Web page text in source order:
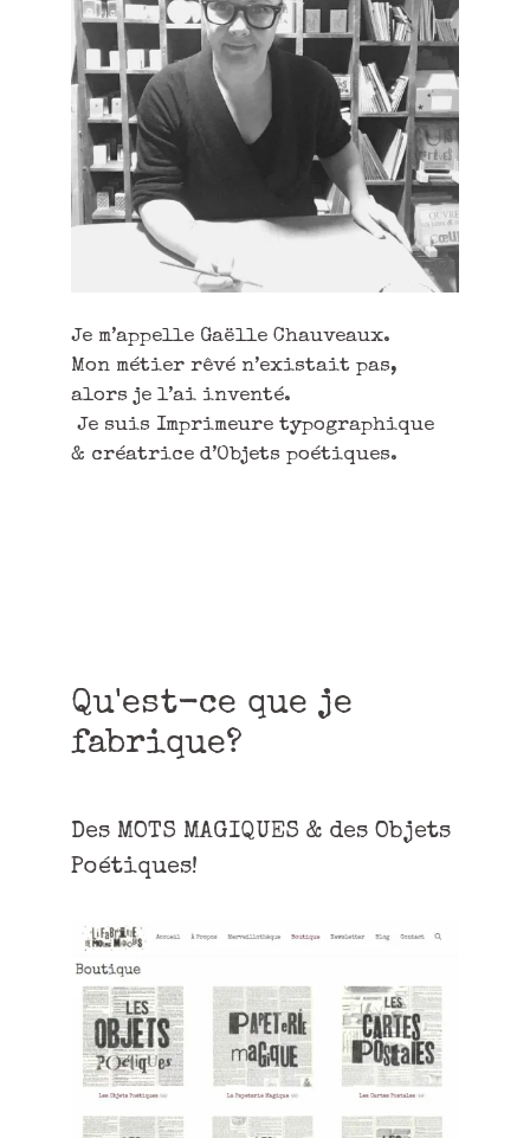
Je m’appelle Gaëlle Chauveaux.
Mon métier rêvé n’existait pas,
alors je l’ai inventé.
Je suis Imprimeure typographique
& créatrice d’Objets poétiques.
Qu'est-ce que je
fabrique?
Des MOTS MAGIQUES & des Objets
Poétiques!